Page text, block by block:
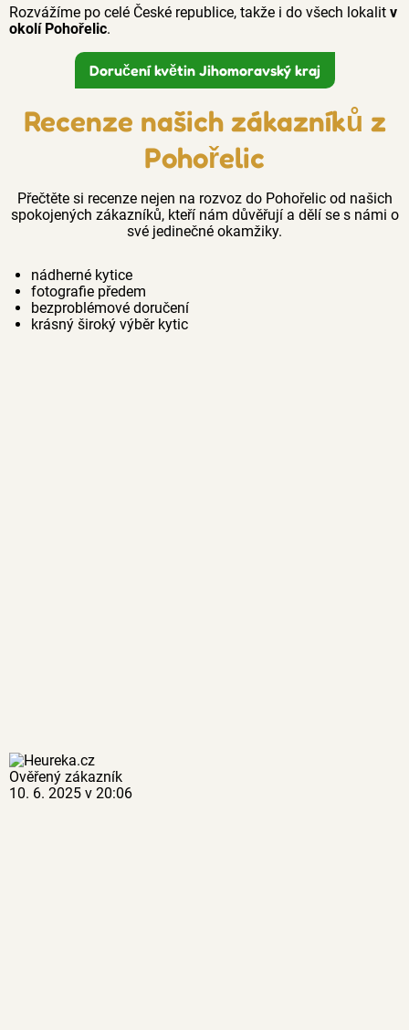
Rozvážíme po celé České republice, takže i do všech lokalit v
okolí Pohořelic.
Doručení květin Jihomoravský kraj
Recenze našich zákazníků z
Pohořelic
Přečtěte si recenze nejen na rozvoz do Pohořelic od našich
spokojených zákazníků, kteří nám důvěřují a dělí se s námi o
své jedinečné okamžiky.
nádherné kytice
fotografie předem
bezproblémové doručení
krásný široký výběr kytic
Ověřený zákazník
10. 6. 2025 v 20:06